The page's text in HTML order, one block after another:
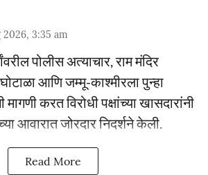
2026, 3:35 am
पोलीस अत्याचार, राम मंदिर
आणि जम्मू-काश्मीरला पुन्हा
मागणी करत विरोधी पक्षांच्या खासदारांनी
आवारात जोरदार निदर्शने केली.
Read More